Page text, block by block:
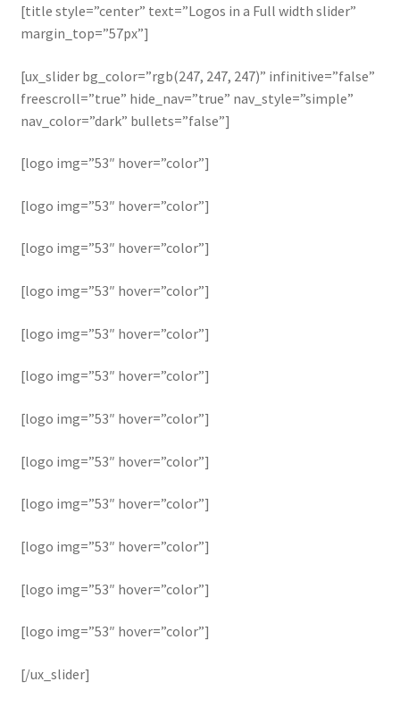
[title style=”center” text=”Logos in a Full width slider”
margin_top=”57px”]
[ux_slider bg_color=”rgb(247, 247, 247)” infinitive=”false”
freescroll=”true” hide_nav=”true” nav_style=”simple”
nav_color=”dark” bullets=”false”]
[logo img=”53″ hover=”color”]
[logo img=”53″ hover=”color”]
[logo img=”53″ hover=”color”]
[logo img=”53″ hover=”color”]
[logo img=”53″ hover=”color”]
[logo img=”53″ hover=”color”]
[logo img=”53″ hover=”color”]
[logo img=”53″ hover=”color”]
[logo img=”53″ hover=”color”]
[logo img=”53″ hover=”color”]
[logo img=”53″ hover=”color”]
[logo img=”53″ hover=”color”]
[/ux_slider]